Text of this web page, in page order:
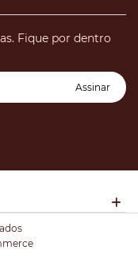
Fique por dentro
Assinar